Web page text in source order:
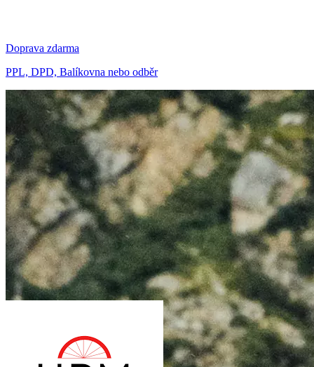
Doprava zdarma
PPL, DPD, Balíkovna nebo odběr